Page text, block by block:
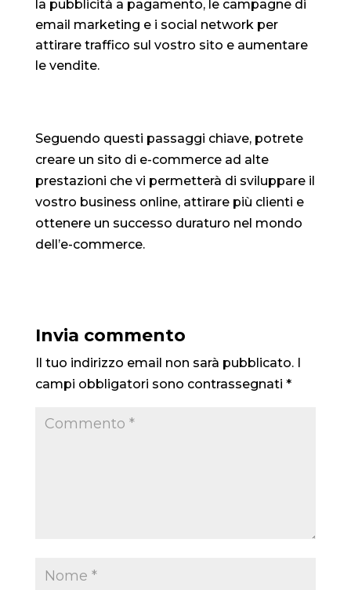
la pubblicità a pagamento, le campagne di
email marketing e i social network per
attirare traffico sul vostro sito e aumentare
le vendite.
Seguendo questi passaggi chiave, potrete
creare un sito di e-commerce ad alte
prestazioni che vi permetterà di sviluppare il
vostro business online, attirare più clienti e
ottenere un successo duraturo nel mondo
dell’e-commerce.
Invia commento
Il tuo indirizzo email non sarà pubblicato. I
campi obbligatori sono contrassegnati *